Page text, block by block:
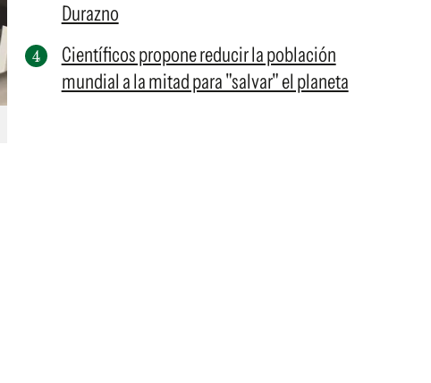
Durazno
Científicos propone reducir la población
mundial a la mitad para "salvar" el planeta